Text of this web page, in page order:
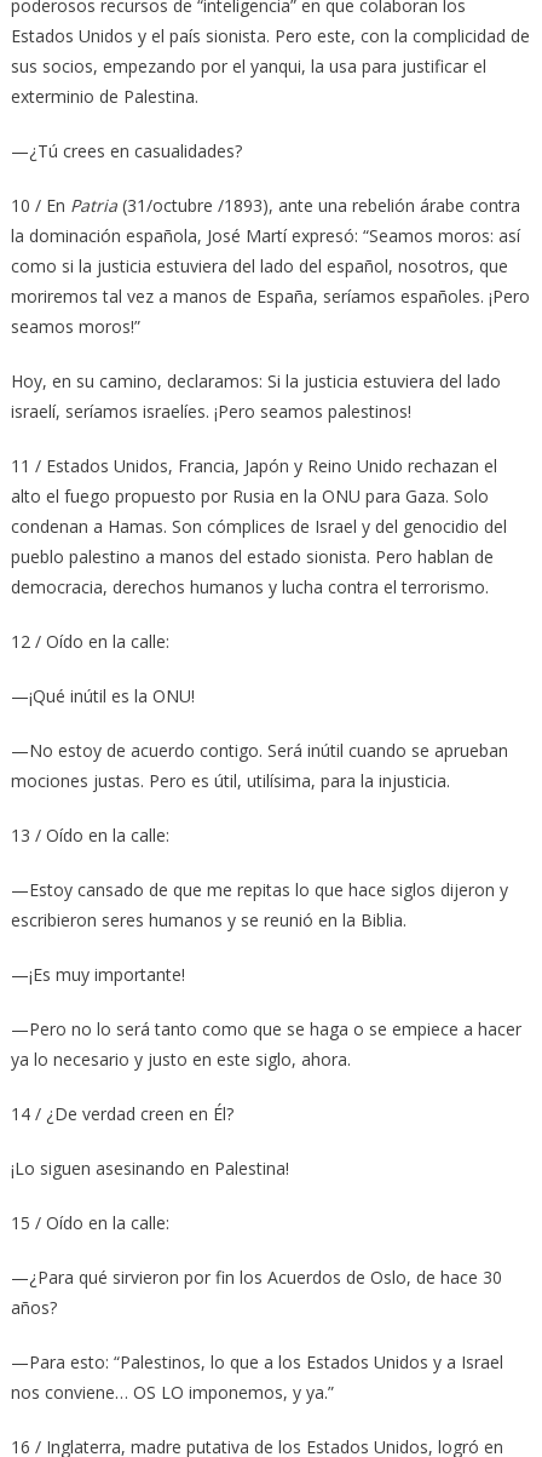
poderosos recursos de “inteligencia” en que colaboran los
Estados Unidos y el país sionista. Pero este, con la complicidad de
sus socios, empezando por el yanqui, la usa para justificar el
exterminio de Palestina.
—¿Tú crees en casualidades?
10 / En Patria(31/octubre /1893), ante una rebelión árabe contra
la dominación española, José Martí expresó: “Seamos moros: así
como si la justicia estuviera del lado del español, nosotros, que
moriremos tal vez a manos de España, seríamos españoles. ¡Pero
seamos moros!”
Hoy, en su camino, declaramos: Si la justicia estuviera del lado
israelí, seríamos israelíes. ¡Pero seamos palestinos!
11 / Estados Unidos, Francia, Japón y Reino Unido rechazan el
alto el fuego propuesto por Rusia en la ONU para Gaza. Solo
condenan a Hamas. Son cómplices de Israel y del genocidio del
pueblo palestino a manos del estado sionista. Pero hablan de
democracia, derechos humanos y lucha contra el terrorismo.
12 / Oído en la calle:
—¡Qué inútil es la ONU!
—No estoy de acuerdo contigo. Será inútil cuando se aprueban
mociones justas. Pero es útil, utilísima, para la injusticia.
13 / Oído en la calle:
—Estoy cansado de que me repitas lo que hace siglos dijeron y
escribieron seres humanos y se reunió en la Biblia.
—¡Es muy importante!
—Pero no lo será tanto como que se haga o se empiece a hacer
ya lo necesario y justo en este siglo, ahora.
14 / ¿De verdad creen en Él?
¡Lo siguen asesinando en Palestina!
15 / Oído en la calle:
—¿Para qué sirvieron por fin los Acuerdos de Oslo, de hace 30
años?
—Para esto: “Palestinos, lo que a los Estados Unidos y a Israel
nos conviene… OS LO imponemos, y ya.”
16 / Inglaterra, madre putativa de los Estados Unidos, logró en